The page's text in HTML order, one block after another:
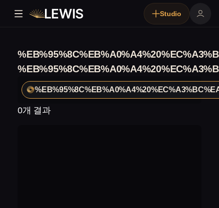
Studio
0개 결과